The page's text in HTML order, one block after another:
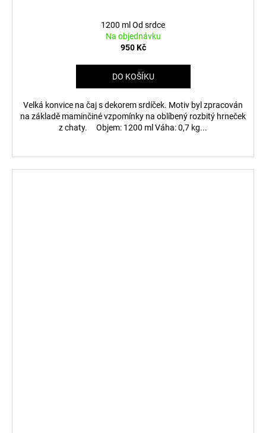
1200 ml Od srdce
Na objednávku
950 Kč
DO KOŠÍKU
Velká konvice na čaj s dekorem srdíček. Motiv byl zpracován
na základě maminčiné vzpomínky na oblíbený rozbitý hrneček
z chaty. Objem: 1200 ml Váha: 0,7 kg...